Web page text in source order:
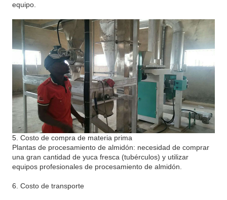
equipo.
5. Costo de compra de materia prima
Plantas de procesamiento de almidón: necesidad de comprar
una gran cantidad de yuca fresca (tubérculos) y utilizar
equipos profesionales de procesamiento de almidón.
6. Costo de transporte